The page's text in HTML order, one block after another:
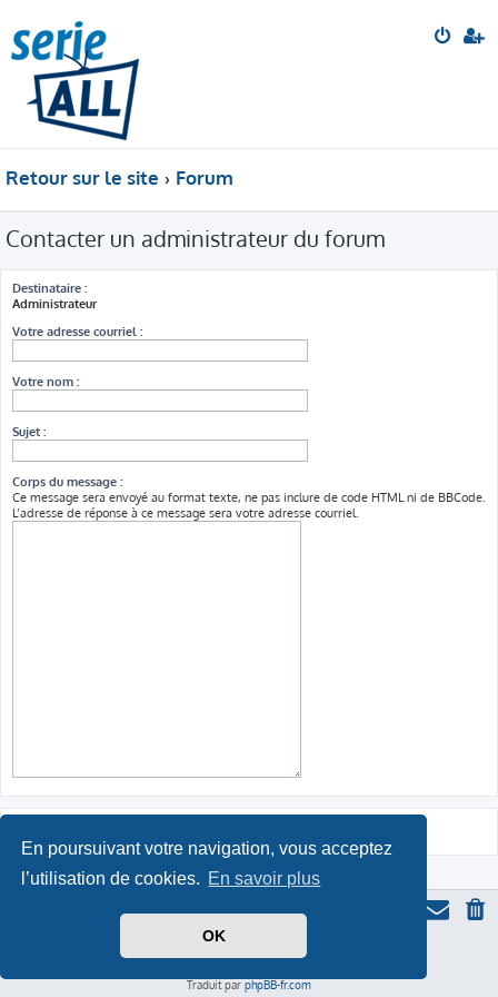
En poursuivant votre navigation, vous acceptez
l’utilisation de cookies. En savoir plus
OK
Retour sur le site Forum
Contacter un administrateur du forum
Destinataire :
Administrateur
Votre adresse courriel :
Votre nom :
Sujet :
Corps du message :
Ce message sera envoyé au format texte, ne pas inclure de code HTML ni de BBCode.
L’adresse de réponse à ce message sera votre adresse courriel.
Thème du forum serieallbasé sur ProLight Style par
Icone du panda parTriton, modifié par Serieall.
Traduit par phpBB-fr.com